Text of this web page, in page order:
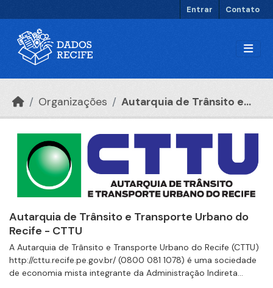
Entrar Contato
Organizações Autarquia de Trânsito e...
Autarquia de Trânsito e Transporte Urbano do
Recife - CTTU
A Autarquia de Trânsito e Transporte Urbano do Recife (CTTU)
http://cttu.recife.pe.gov.br/ (0800 081 1078) é uma sociedade
de economia mista integrante da Administração Indireta...